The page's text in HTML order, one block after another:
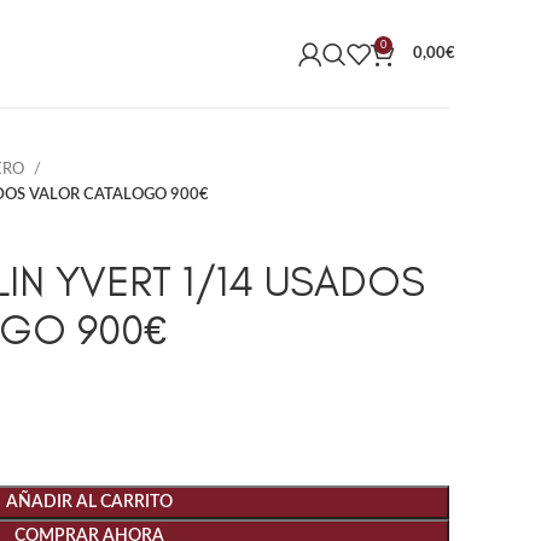
0
0,00€
VALOR CATALOGO 900€
YVERT 1/14 USADOS
900€
AÑADIR AL CARRITO
COMPRAR AHORA